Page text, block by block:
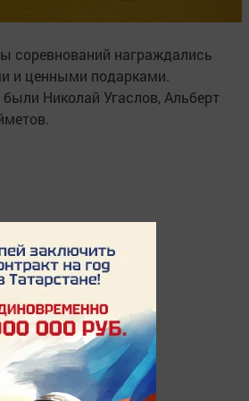
соревнований награждались
и ценными подарками.
Николай Угаслов, Альберт